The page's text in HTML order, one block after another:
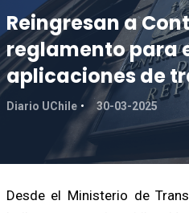
Reingresan a
reglamento para
aplicaciones de
Diario UChile 30-03-2025
Desde el Ministerio de